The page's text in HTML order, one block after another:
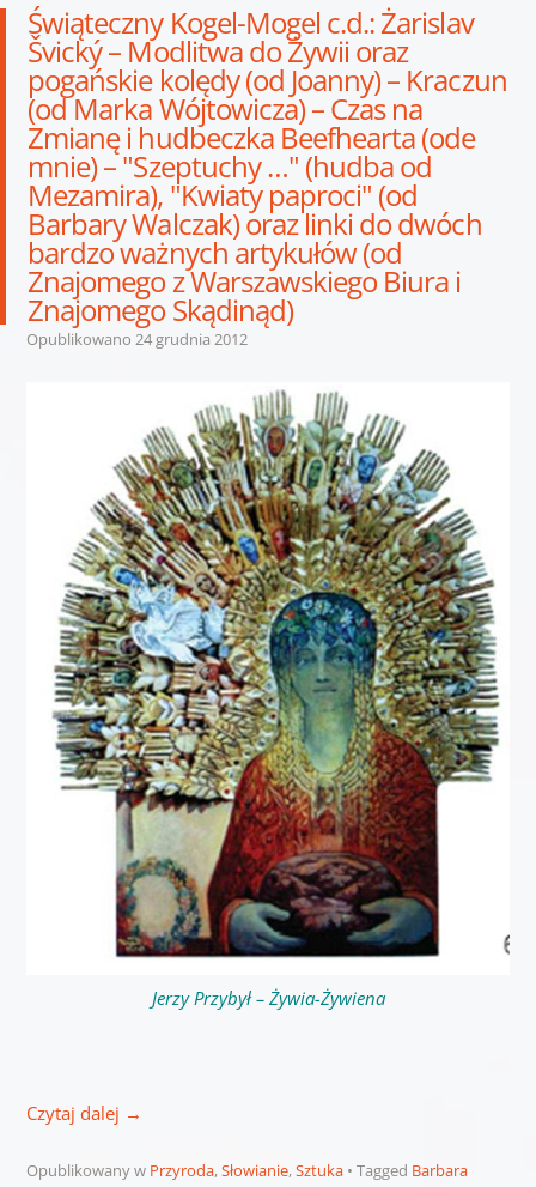
Świąteczny Kogel-Mogel c.d.: Żarislav
Švický – Modlitwa do Żywii oraz
pogańskie kolędy (od Joanny) – Kraczun
(od Marka Wójtowicza) – Czas na
Zmianę i hudbeczka Beefhearta (ode
mnie) – "Szeptuchy …" (hudba od
Mezamira), "Kwiaty paproci" (od
Barbary Walczak) oraz linki do dwóch
bardzo ważnych artykułów (od
Znajomego z Warszawskiego Biura i
Znajomego Skądinąd)
Opublikowano 24 grudnia 2012
Jerzy Przybył – Żywia-Żywiena
Czytaj dalej →
Opublikowany w Przyroda,Słowianie,Sztuka Tagged Barbara